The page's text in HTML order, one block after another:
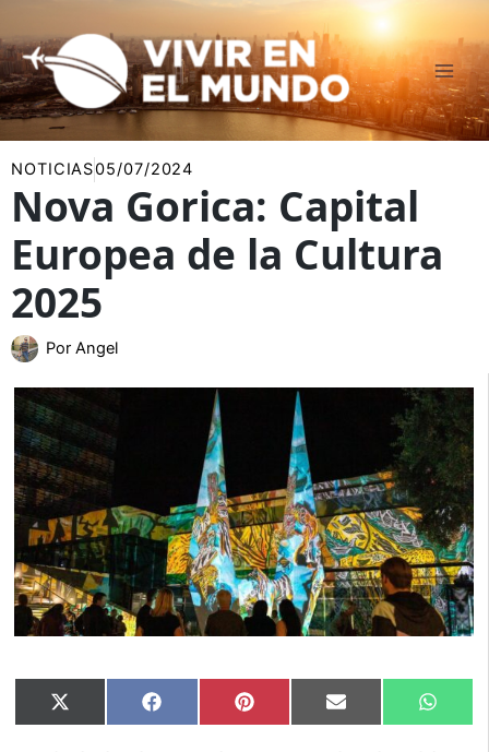
al
contenido
NOTICIAS05/07/2024
Nova Gorica: Capital
Europea de la Cultura
2025
Por Angel
Compartir
en
X
(Twitter)
Compartir
en
Facebook Compartir
en
Pinterest Compartir
en
Email
en